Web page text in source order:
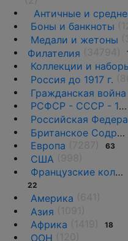
Античные и средневековые
Боны и банкноты
Медали и жетоны
Филателия
Коллекции и
Россия до 1917 г.
Гражданская война
РСФСР - СССР - 1918 - 1991
Российская Федерация(1992 г.-н.д.)
Британское Содружество
Европа
63
США
Французские колонии и территории
22
Америка
Азия
Африка
18
ООН